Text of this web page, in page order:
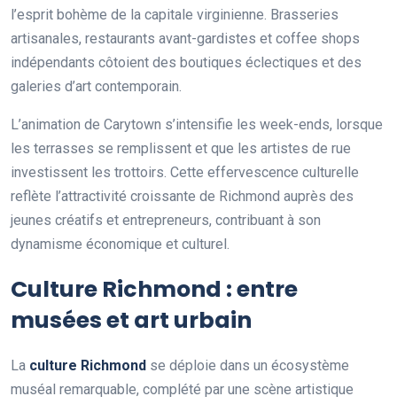
l’esprit bohème de la capitale virginienne. Brasseries
artisanales, restaurants avant-gardistes et coffee shops
indépendants côtoient des boutiques éclectiques et des
galeries d’art contemporain.
L’animation de Carytown s’intensifie les week-ends, lorsque
les terrasses se remplissent et que les artistes de rue
investissent les trottoirs. Cette effervescence culturelle
reflète l’attractivité croissante de Richmond auprès des
jeunes créatifs et entrepreneurs, contribuant à son
dynamisme économique et culturel.
Culture Richmond : entre
musées et art urbain
La culture Richmond se déploie dans un écosystème
muséal remarquable, complété par une scène artistique